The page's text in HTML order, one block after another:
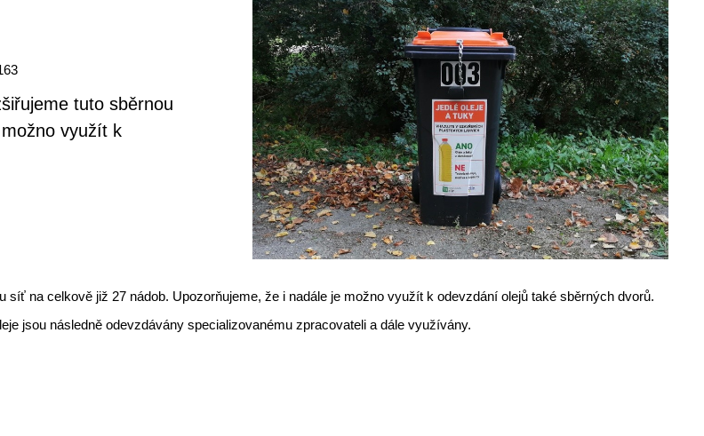
tuto sběrnou
využít k
na celkově již 27 nádob. Upozorňujeme, že i nadále je možno využít k odevzdání olejů také sběrných dvorů.
jsou následně odevzdávány specializovanému zpracovateli a dále využívány.